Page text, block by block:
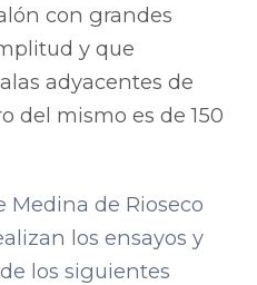
con grandes
y que
adyacentes de
del mismo es de 150
Medina de Rioseco
los ensayos y
los siguientes